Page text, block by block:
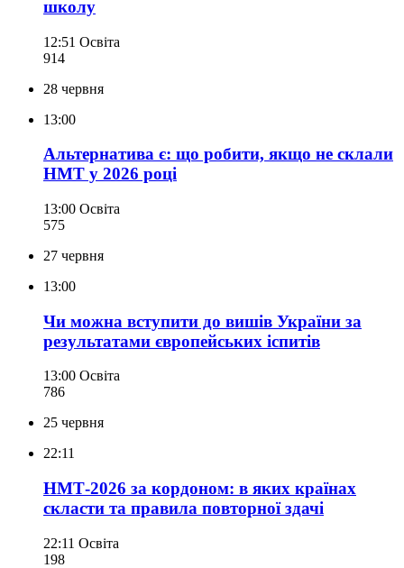
школу
12:51 Освіта
914
28 червня
13:00
Альтернатива є: що робити, якщо не склали
НМТ у 2026 році
13:00 Освіта
575
27 червня
13:00
Чи можна вступити до вишів України за
результатами європейських іспитів
13:00 Освіта
786
25 червня
22:11
НМТ-2026 за кордоном: в яких країнах
скласти та правила повторної здачі
22:11 Освіта
198